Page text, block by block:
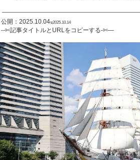
公開：2025.10.04ಇ2025.10.14
--✄記事タイトルとURLをコピーする-✄—